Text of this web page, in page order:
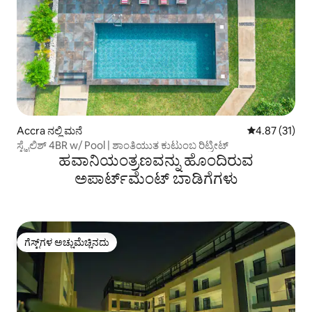
Accra ನಲ್ಲಿ ಮನೆ 5 ರಲ್ಲಿ 4.87
4.87 (31)
ಸ್ಟೈಲಿಶ್ 4BR w/ Pool | ಶಾಂತಿಯುತ ಕುಟುಂಬ ರಿಟ್ರೀಟ್
ಹವಾನಿಯಂತ್ರಣವನ್ನು ಹೊಂದಿರುವ
ಅಪಾರ್ಟ್‌ಮೆಂಟ್‌ ಬಾಡಿಗೆಗಳು
ಗೆಸ್ಟ್‌ಗಳ ಅಚ್ಚುಮೆಚ್ಚಿನದು
ಗೆಸ್ಟ್‌ಗಳ ಅಚ್ಚುಮೆಚ್ಚಿನದು